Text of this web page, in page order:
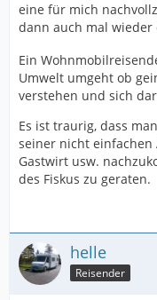
eine für mich
dann auch mal wieder
Ein
Umwelt umgeht ob
verstehen und sich
Es ist traurig, dass
seiner nicht einfachen
Gastwirt usw.
des Fiskus zu geraten.
helle
Reisender